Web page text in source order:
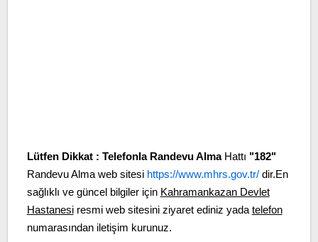
Lütfen Dikkat : Telefonla Randevu AlmaHattı "182"
Randevu Alma web sitesi https://www.mhrs.gov.tr/dir.En
sağlıklı ve güncel bilgiler için Kahramankazan Devlet
Hastanesiresmi web sitesini ziyaret ediniz yada telefon
numarasından iletişim kurunuz.